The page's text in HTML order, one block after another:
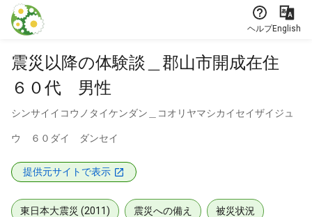
本文に飛ぶ
ヘルプEnglish
震災以降の体験談＿郡山市開成在住
６０代 男性
シンサイイコウノタイケンダン＿コオリヤマシカイセイザイジュ
ウ ６０ダイ ダンセイ
提供元サイトで表示
東日本大震災 (2011) 震災への備え 被災状況